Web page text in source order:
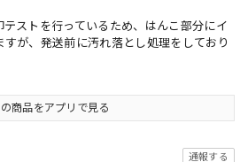
テストを行っているため、はんこ部分にイ
すが、発送前に汚れ落とし処理をしており
商品をアプリで見る
通報する